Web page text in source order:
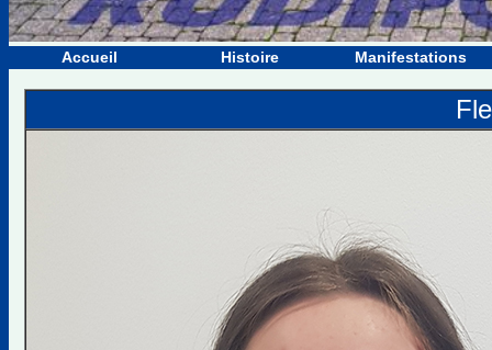
Accueil Histoire Manifestations